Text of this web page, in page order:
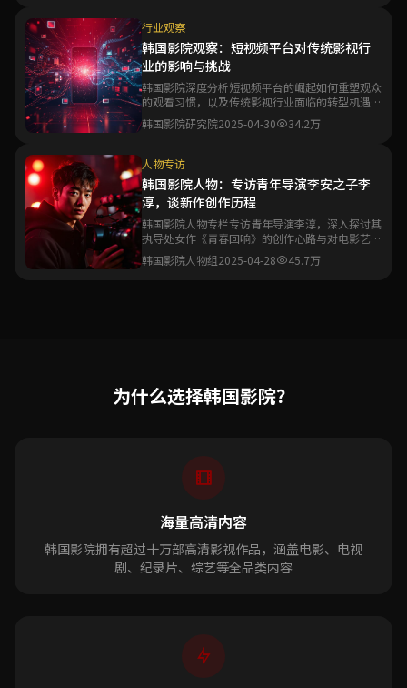
行业观察
韩国影院观察：短视频平台对传统影视行
业的影响与挑战
韩国影院深度分析短视频平台的崛起如何重塑观众
的观看习惯，以及传统影视行业面临的转型机遇与
生存挑战。
韩国影院研究院2025-04-30 34.2万
人物专访
韩国影院人物：专访青年导演李安之子李
淳，谈新作创作历程
韩国影院人物专栏专访青年导演李淳，深入探讨其
执导处女作《青春回响》的创作心路与对电影艺术
的理解。
韩国影院人物组2025-04-28 45.7万
为什么选择韩国影院？
海量高清内容
韩国影院拥有超过十万部高清影视作品，涵盖电影、电视
剧、纪录片、综艺等全品类内容